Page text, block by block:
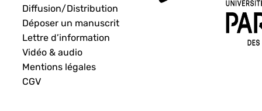
Diffusion/Distribution
Déposer un manuscrit
Lettre d’information
Vidéo & audio
Mentions légales
CGV